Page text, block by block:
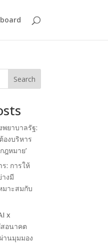
Search
พยาบาลรัฐ:
องบริหาร
ฎหมาย’
: การให้
งมี
มาะสมกับ
x
อนาคต
านมุมมอง